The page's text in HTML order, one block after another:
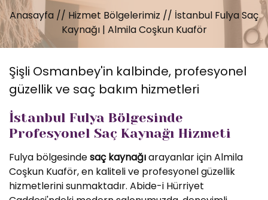
Anasayfa // Hizmet Bölgelerimiz // İstanbul Fulya Saç
Kaynağı | Almila Coşkun Kuaför
Şişli Osmanbey'in kalbinde, profesyonel
güzellik ve saç bakım hizmetleri
İstanbul Fulya Bölgesinde
Profesyonel Saç Kaynağı Hizmeti
Fulya bölgesindesaç kaynağıarayanlar için Almila
Coşkun Kuaför, en kaliteli ve profesyonel güzellik
hizmetlerini sunmaktadır. Abide-i Hürriyet